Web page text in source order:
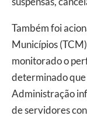
Também foi
Municípios
monitorado o
determinado
Administração
de servidores